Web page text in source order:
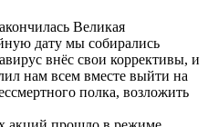
Великая
дату мы собирались
внёс свои коррективы, и
нам всем вместе выйти на
полка, возложить